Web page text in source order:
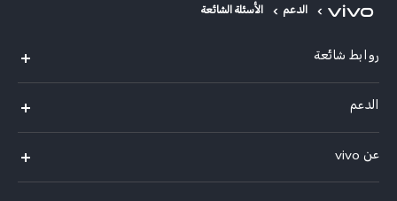
الدعم الأسئلة الشائعة
روابط شائعة
Y19s Pro
Y04
الدعم
مركز الخدمة
عن vivo